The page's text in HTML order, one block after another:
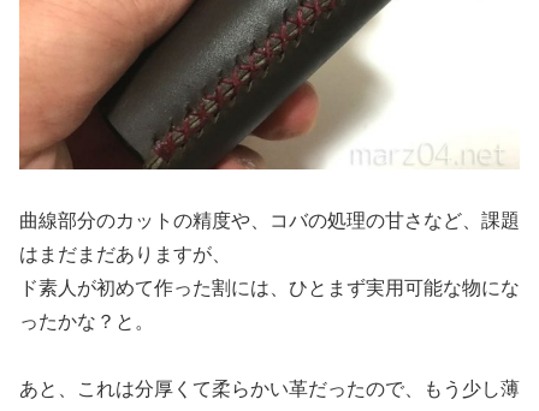
曲線部分のカットの精度や、コバの処理の甘さなど、課題
はまだまだありますが、
ド素人が初めて作った割には、ひとまず実用可能な物にな
ったかな？と。
あと、これは分厚くて柔らかい革だったので、もう少し薄